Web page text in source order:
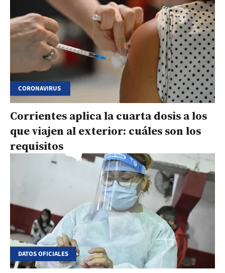
CORONAVIRUS
Corrientes aplica la cuarta dosis a los
que viajen al exterior: cuáles son los
requisitos
DATOS OFICIALES